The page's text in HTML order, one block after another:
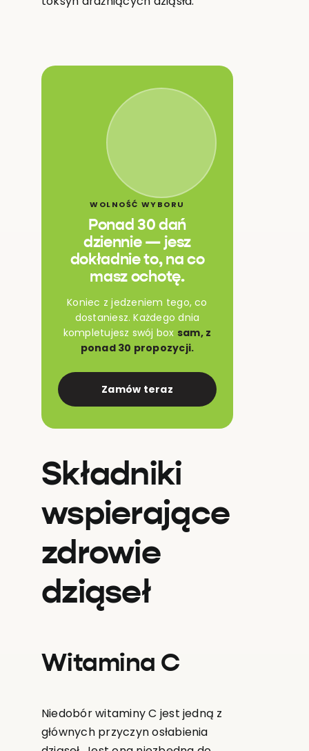
WOLNOŚĆ WYBORU
Ponad 30 dań
dziennie — jesz
dokładnie to, na co
masz ochotę.
Koniec z jedzeniem tego, co
dostaniesz. Każdego dnia
kompletujesz swój box sam, z
ponad 30 propozycji.
Zamów teraz
Składniki
wspierające
zdrowie
dziąseł
Witamina C
Niedobór witaminy C jest jedną z
głównych przyczyn osłabienia